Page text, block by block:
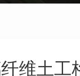
维土工